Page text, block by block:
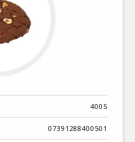
4005
07391288400501